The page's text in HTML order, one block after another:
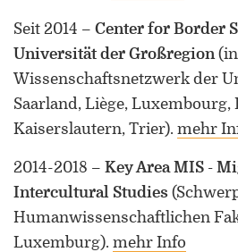
Seit 2014 – Center for Border
Universität der Großregion
Wissenschaftsnetzwerk der
Saarland, Liège, Luxembourg,
Kaiserslautern, Trier). mehr
2014-2018 – Key Area MIS -
Intercultural Studies
Humanwissenschaftlichen
Luxemburg). mehr Info